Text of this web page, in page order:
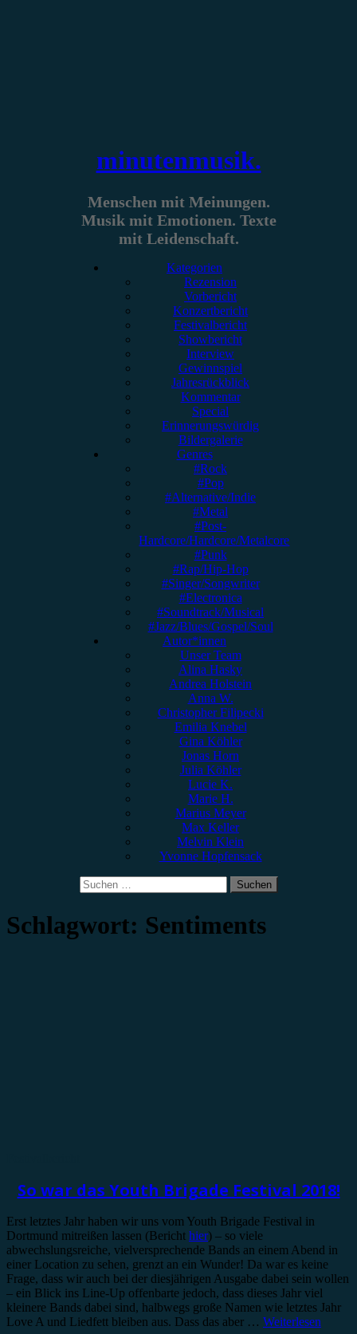
minutenmusik.
Menschen mit Meinungen.
Musik mit Emotionen. Texte
mit Leidenschaft.
Kategorien
Rezension
Vorbericht
Konzertbericht
Festivalbericht
Showbericht
Interview
Gewinnspiel
Jahresrückblick
Kommentar
Special
Erinnerungswürdig
Bildergalerie
Genres
#Rock
#Pop
#Alternative/Indie
#Metal
#Post-
Hardcore/Hardcore/Metalcore
#Punk
#Rap/Hip-Hop
#Singer/Songwriter
#Electronica
#Soundtrack/Musical
#Jazz/Blues/Gospel/Soul
Autor*innen
Unser Team
Alina Hasky
Andrea Holstein
Anna W.
Christopher Filipecki
Emilia Knebel
Gina Köhler
Jonas Horn
Julia Köhler
Lucie K.
Marie H.
Marius Meyer
Max Keller
Melvin Klein
Yvonne Hopfensack
Suchen
nach:
Schlagwort: Sentiments
So war das Youth Brigade Festival 2018!
Erst letztes Jahr haben wir uns vom Youth Brigade Festival in
Dortmund mitreißen lassen (Bericht hier) – so viele
abwechslungsreiche, vielversprechende Bands an einem Abend in
einer Location zu sehen, grenzt an ein Wunder! Da war es keine
Frage, dass wir auch bei der diesjährigen Ausgabe dabei sein wollen
– ein Blick ins Line-Up offenbarte jedoch, dass dieses Jahr viel
kleinere Bands dabei sind, halbwegs große Namen wie letztes Jahr
Love A und Liedfett bleiben aus. Dass das aber … Weiterlesen